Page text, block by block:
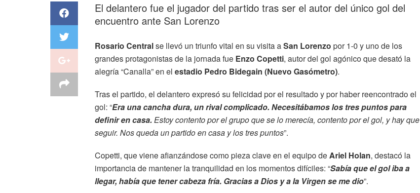
El delantero fue el jugador del partido tras ser el autor del único gol del
encuentro ante San Lorenzo
Rosario Centralse llevó un triunfo vital en su visita aSan Lorenzo por 1-0 y uno de los
grandes protagonistas de la jornada fue Enzo Copetti, autor del gol agónico que desató la
alegría “Canalla” en el estadio Pedro Bidegain (Nuevo Gasómetro).
Tras el partido, el delantero expresó su felicidad por el resultado y por haber reencontrado el
gol: “Era una cancha dura, un rival complicado. Necesitábamos los tres puntos para
definir en casa. Estoy contento por el grupo que se lo merecía, contento por el gol, y hay que
seguir. Nos queda un partido en casa y los tres puntos”.
Copetti, que viene afianzándose como pieza clave en el equipo deAriel Holan, destacó la
importancia de mantener la tranquilidad en los momentos difíciles: “Sabía que el gol iba a
llegar, había que tener cabeza fría. Gracias a Dios y a la Virgen se me dio”.